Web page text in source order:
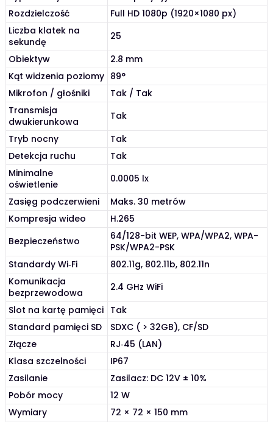
Rozdzielczość
Full HD 1080p (1920×1080 px)
Liczba klatek na
sekundę
25
Obiektyw
2.8 mm
Kąt widzenia poziomy 89°
Mikrofon / głośniki
Tak / Tak
Transmisja
dwukierunkowa
Tak
Tryb nocny
Tak
Detekcja ruchu
Tak
Minimalne
oświetlenie
0.0005 lx
Zasięg podczerwieni
Maks. 30 metrów
Kompresja wideo
H.265
Bezpieczeństwo
64/128-bit WEP, WPA/WPA2, WPA-
PSK/WPA2-PSK
Standardy Wi‑Fi
802.11g, 802.11b, 802.11n
Komunikacja
bezprzewodowa
2.4 GHz WiFi
Slot na kartę pamięci Tak
Standard pamięci SD
SDXC ( > 32GB), CF/SD
Złącze
RJ‑45 (LAN)
Klasa szczelności
IP67
Zasilanie
Zasilacz: DC 12V ± 10%
Pobór mocy
12 W
Wymiary
72 × 72 × 150 mm